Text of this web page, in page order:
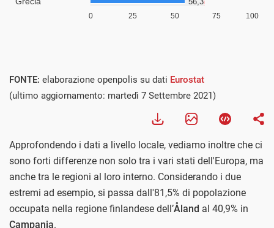
FONTE: elaborazione openpolis su dati Eurostat
(ultimo aggiornamento: martedì 7 Settembre 2021)
Approfondendo i dati a livello locale, vediamo inoltre che ci
sono forti differenze non solo tra i vari stati dell'Europa, ma
anche tra le regioni al loro interno. Considerando i due
estremi ad esempio, si passa dall'81,5% di popolazione
occupata nella regione finlandese dell’Åland al 40,9% in
Campania.